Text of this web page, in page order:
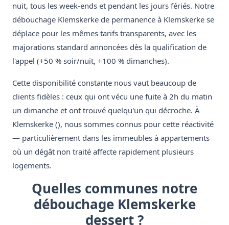
nuit, tous les week-ends et pendant les jours fériés. Notre
débouchage Klemskerke de permanence à Klemskerke se
déplace pour les mêmes tarifs transparents, avec les
majorations standard annoncées dès la qualification de
l'appel (+50 % soir/nuit, +100 % dimanches).
Cette disponibilité constante nous vaut beaucoup de
clients fidèles : ceux qui ont vécu une fuite à 2h du matin
un dimanche et ont trouvé quelqu'un qui décroche. À
Klemskerke (), nous sommes connus pour cette réactivité
— particulièrement dans les immeubles à appartements
où un dégât non traité affecte rapidement plusieurs
logements.
Quelles communes notre
débouchage Klemskerke
dessert ?